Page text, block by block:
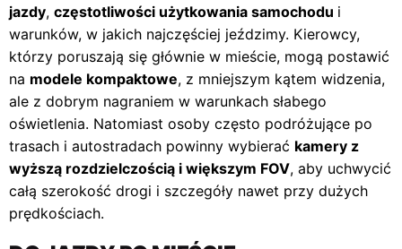
jazdy, częstotliwości użytkowania samochodu i
warunków, w jakich najczęściej jeździmy. Kierowcy,
którzy poruszają się głównie w mieście, mogą postawić
na modele kompaktowe, z mniejszym kątem widzenia,
ale z dobrym nagraniem w warunkach słabego
oświetlenia. Natomiast osoby często podróżujące po
trasach i autostradach powinny wybierać kamery z
wyższą rozdzielczością i większym FOV, aby uchwycić
całą szerokość drogi i szczegóły nawet przy dużych
prędkościach.